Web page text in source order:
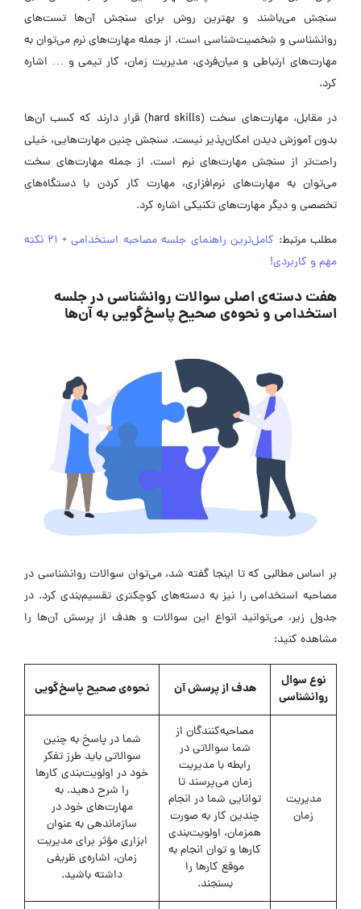
سنجش می‌باشند و بهترین روش برای سنجش آن‌ها تست‌های
روانشناسی و شخصیت‌شناسی است. از جمله مهارت‌های نرم می‌توان به
مهارت‌های ارتباطی و میان‌فردی، مدیریت زمان، کار تیمی و … اشاره
کرد.
در مقابل، مهارت‌های سخت (hard skills) قرار دارند که کسب آن‌ها
بدون آموزش دیدن امکان‌پذیر نیست. سنجش چنین مهارت‌هایی، خیلی
راحت‌تر از سنجش مهارت‌های نرم است. از جمله مهارت‌های سخت
می‌توان به مهارت‌های نرم‌افزاری، مهارت کار کردن با دستگاه‌های
تخصصی و دیگر مهارت‌های تکنیکی اشاره کرد.
مطلب مرتبط:
کامل‌ترین راهنمای جلسه مصاحبه استخدامی + 21 نکته
مهم و کاربردی!
هفت دسته‌ی اصلی سوالات روانشناسی در جلسه
استخدامی و نحوه‌ی صحیح پاسخ‌گویی به آن‌ها
بر اساس مطالبی که تا اینجا گفته شد، می‌توان سوالات روانشناسی در
مصاحبه استخدامی را نیز به دسته‌های کوچکتری تقسیم‌بندی کرد. در
جدول زیر، می‌توانید انواع این سوالات و هدف از پرسش آن‌ها را
مشاهده کنید:
نوع سوال
روانشناسی
هدف از پرسش آن نحوه‌ی صحیح پاسخ‌گویی
مدیریت
زمان
مصاحبه‌کنندگان از
شما سوالاتی در
رابطه با مدیریت
زمان می‌پرسند تا
توانایی شما در انجام
چندین کار به صورت
همزمان، اولویت‌بندی
کارها و توان انجام به
موقع کارها را
بسنجند.
شما در پاسخ به چنین
سوالاتی باید طرز تفکر
خود در اولویت‌بندی کارها
را شرح دهید. به
مهارت‌های خود در
سازماندهی به عنوان
ابزاری مؤثر برای مدیریت
زمان، اشاره‌ی ظریفی
داشته باشید.